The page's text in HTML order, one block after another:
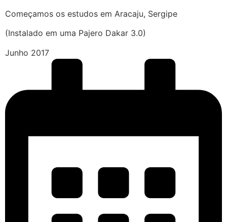
Começamos os estudos em Aracaju, Sergipe
(Instalado em uma Pajero Dakar 3.0)
Junho 2017